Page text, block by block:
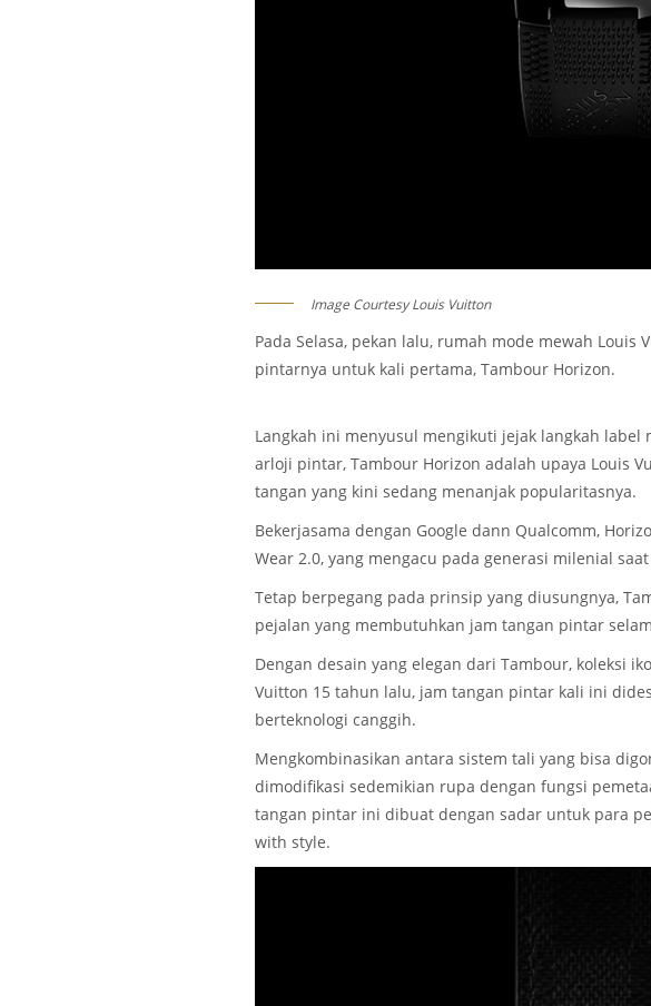
Image Courtesy Louis Vuitton
Pada Selasa, pekan lalu, rumah mode mewah Louis
pintarnya untuk kali pertama, Tambour Horizon.
Langkah ini menyusul mengikuti jejak langkah label
arloji pintar, Tambour Horizon adalah upaya Louis
tangan yang kini sedang menanjak popularitasnya.
Bekerjasama dengan Google dann Qualcomm,
Wear 2.0, yang mengacu pada generasi milenial
Tetap berpegang pada prinsip yang diusungnya,
pejalan yang membutuhkan jam tangan pintar
Dengan desain yang elegan dari Tambour, koleksi
Vuitton 15 tahun lalu, jam tangan pintar kali ini
berteknologi canggih.
Mengkombinasikan antara sistem tali yang bisa
dimodifikasi sedemikian rupa dengan fungsi
tangan pintar ini dibuat dengan sadar untuk para
with style.